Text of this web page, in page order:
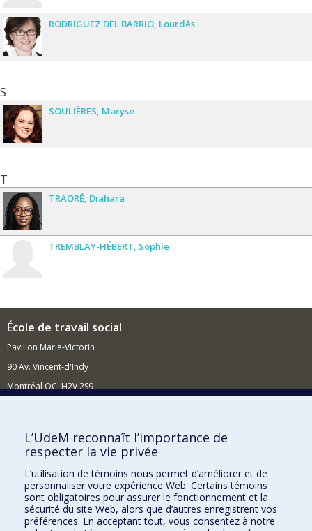
RODRIGUEZ DEL BARRIO Lourdès
S
SOULIÈRES Maryse
T
TRAORÉ Diahara
TREMBLAY-HÉBERT Sophie
École de travail social
Pavillon Marie-Victorin
90 Av. Vincent-d'Indy
Montréal QC H2V 2S9
Comment soutenir l'École?
BESOIN D'AIDE?
Plan du site
Signaler une erreur
Accessibilité
L’UdeM reconnaît l’importance de
respecter la vie privée
L’utilisation de témoins nous permet d’améliorer et de
personnaliser votre expérience Web. Certains témoins
sont obligatoires pour assurer le fonctionnement et la
sécurité du site Web, alors que d’autres enregistrent vos
préférences. En acceptant tout, vous consentez à notre